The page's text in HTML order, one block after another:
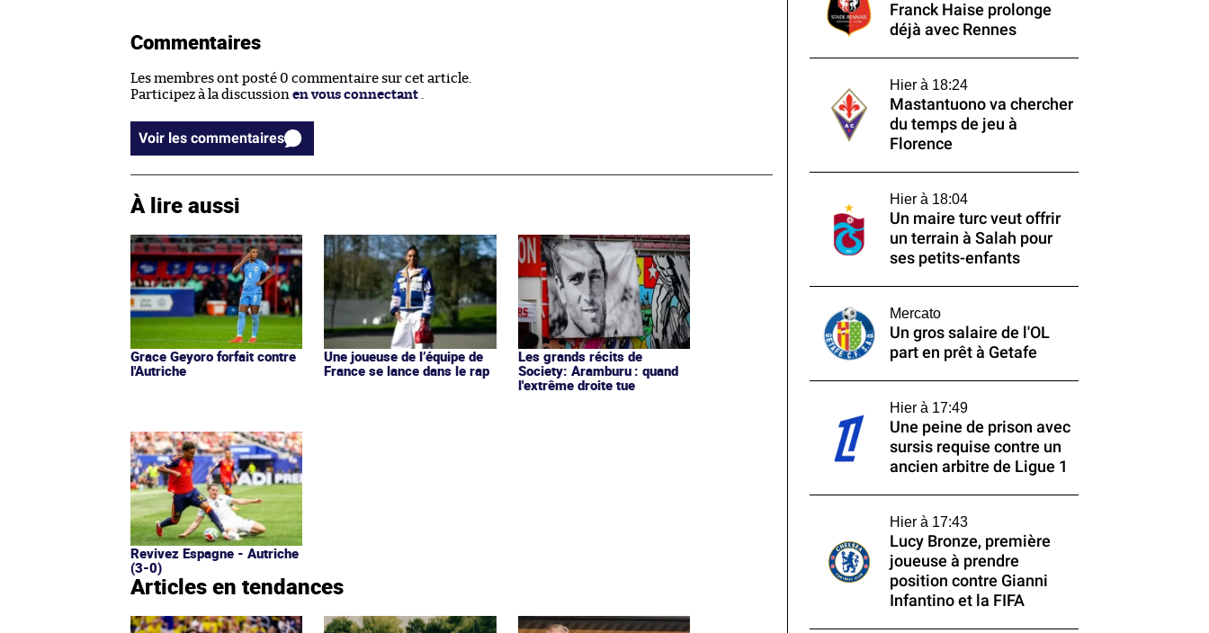
Commentaires
Les membres ont posté 0 commentaire sur cet article.
Participez à la discussion en vous connectant
Voir les commentaires
À lire aussi
Grace Geyoro forfait contre
l'Autriche
Une joueuse de l’équipe de
France se lance dans le rap
Les grands récits de
Society: Aramburu : quand
l'extrême droite tue
Revivez Espagne - Autriche
(3-0)
Articles en tendances
Franck Haise prolonge
déjà avec Rennes
Hier à 18:24
Mastantuono va chercher
du temps de jeu à
Florence
Hier à 18:04
Un maire turc veut offrir
un terrain à Salah pour
ses petits-enfants
Mercato
Un gros salaire de l'OL
part en prêt à Getafe
Hier à 17:49
Une peine de prison avec
sursis requise contre un
ancien arbitre de Ligue 1
Hier à 17:43
Lucy Bronze, première
joueuse à prendre
position contre Gianni
Infantino et la FIFA